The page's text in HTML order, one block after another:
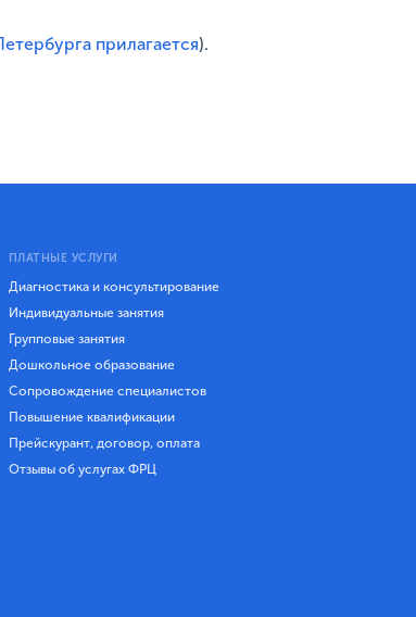
прилагается).
ПЛАТНЫЕ УСЛУГИ
Диагностика и консультирование
Индивидуальные занятия
Групповые занятия
Дошкольное образование
Сопровождение специалистов
Повышение квалификации
Прейскурант, договор, оплата
Отзывы об услугах ФРЦ